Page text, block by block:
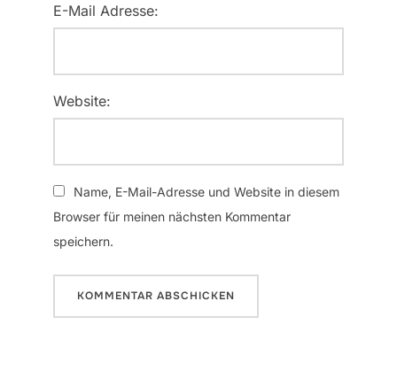
E-Mail Adresse:
Website:
Name, E-Mail-Adresse und Website in diesem
Browser für meinen nächsten Kommentar
speichern.